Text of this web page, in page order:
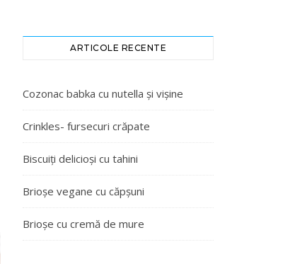
ARTICOLE RECENTE
Cozonac babka cu nutella și vișine
Crinkles- fursecuri crăpate
Biscuiți delicioși cu tahini
Brioșe vegane cu căpșuni
Brioșe cu cremă de mure